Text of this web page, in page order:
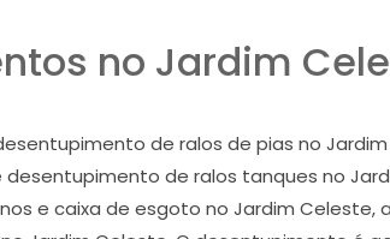
no Jardim
de ralos de pias no
de ralos tanques no
e caixa de esgoto no Jardim Celeste,